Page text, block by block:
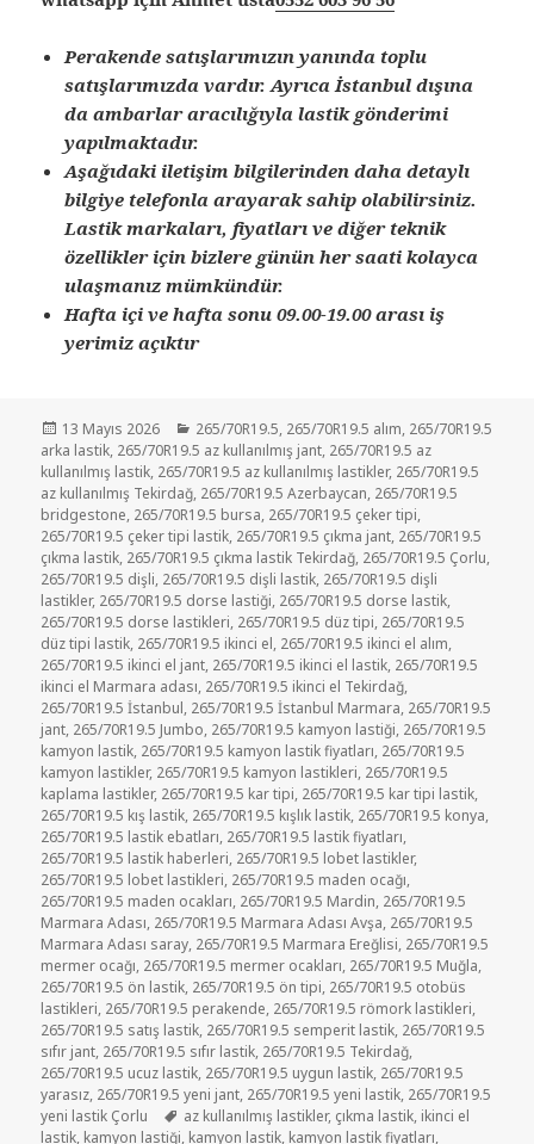
Perakende satışlarımızın yanında toplu
satışlarımızda vardır. Ayrıca İstanbul dışına
da ambarlar aracılığıyla lastik gönderimi
yapılmaktadır.
Aşağıdaki iletişim bilgilerinden daha detaylı
bilgiye telefonla arayarak sahip olabilirsiniz.
Lastik markaları, fiyatları ve diğer teknik
özellikler için bizlere günün her saati kolayca
ulaşmanız mümkündür.
Hafta içi ve hafta sonu 09.00-19.00 arası iş
yerimiz açıktır
Yayın
tarihi
13 Mayıs 2026 Kategoriler
265/70R19.5, 265/70R19.5 alım, 265/70R19.5
arka lastik, 265/70R19.5 az kullanılmış jant, 265/70R19.5 az
kullanılmış lastik, 265/70R19.5 az kullanılmış lastikler, 265/70R19.5
az kullanılmış Tekirdağ, 265/70R19.5 Azerbaycan, 265/70R19.5
bridgestone, 265/70R19.5 bursa, 265/70R19.5 çeker tipi,
265/70R19.5 çeker tipi lastik, 265/70R19.5 çıkma jant, 265/70R19.5
çıkma lastik, 265/70R19.5 çıkma lastik Tekirdağ, 265/70R19.5 Çorlu,
265/70R19.5 dişli, 265/70R19.5 dişli lastik, 265/70R19.5 dişli
lastikler, 265/70R19.5 dorse lastiği, 265/70R19.5 dorse lastik,
265/70R19.5 dorse lastikleri, 265/70R19.5 düz tipi, 265/70R19.5
düz tipi lastik, 265/70R19.5 ikinci el, 265/70R19.5 ikinci el alım,
265/70R19.5 ikinci el jant, 265/70R19.5 ikinci el lastik, 265/70R19.5
ikinci el Marmara adası, 265/70R19.5 ikinci el Tekirdağ,
265/70R19.5 İstanbul, 265/70R19.5 İstanbul Marmara, 265/70R19.5
jant, 265/70R19.5 Jumbo, 265/70R19.5 kamyon lastiği, 265/70R19.5
kamyon lastik, 265/70R19.5 kamyon lastik fiyatları, 265/70R19.5
kamyon lastikler, 265/70R19.5 kamyon lastikleri, 265/70R19.5
kaplama lastikler, 265/70R19.5 kar tipi, 265/70R19.5 kar tipi lastik,
265/70R19.5 kış lastik, 265/70R19.5 kışlık lastik, 265/70R19.5 konya,
265/70R19.5 lastik ebatları, 265/70R19.5 lastik fiyatları,
265/70R19.5 lastik haberleri, 265/70R19.5 lobet lastikler,
265/70R19.5 lobet lastikleri, 265/70R19.5 maden ocağı,
265/70R19.5 maden ocakları, 265/70R19.5 Mardin, 265/70R19.5
Marmara Adası, 265/70R19.5 Marmara Adası Avşa, 265/70R19.5
Marmara Adası saray, 265/70R19.5 Marmara Ereğlisi, 265/70R19.5
mermer ocağı, 265/70R19.5 mermer ocakları, 265/70R19.5 Muğla,
265/70R19.5 ön lastik, 265/70R19.5 ön tipi, 265/70R19.5 otobüs
lastikleri, 265/70R19.5 perakende, 265/70R19.5 römork lastikleri,
265/70R19.5 satış lastik, 265/70R19.5 semperit lastik, 265/70R19.5
sıfır jant, 265/70R19.5 sıfır lastik, 265/70R19.5 Tekirdağ,
265/70R19.5 ucuz lastik, 265/70R19.5 uygun lastik, 265/70R19.5
yarasız, 265/70R19.5 yeni jant, 265/70R19.5 yeni lastik, 265/70R19.5
yeni lastik Çorlu
Etiketler
az kullanılmış lastikler, çıkma lastik, ikinci el
lastik, kamyon lastiği, kamyon lastik, kamyon lastik fiyatları,